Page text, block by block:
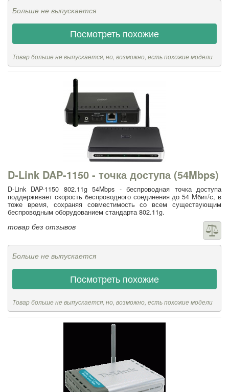
Больше не выпускается
Посмотреть похожие
Товар больше не выпускается, но, возможно, есть похожие модели
D-Link DAP-1150 - точка доступа (54Mbps)
D-Link DAP-1150 802.11g 54Mbps - беспроводная точка доступа
поддерживает скорость беспроводного соединения до 54 Мбит/с, в
тоже время, сохраняя совместимость со всем существующим
беспроводным оборудованием стандарта 802.11g.
товар без отзывов
Больше не выпускается
Посмотреть похожие
Товар больше не выпускается, но, возможно, есть похожие модели